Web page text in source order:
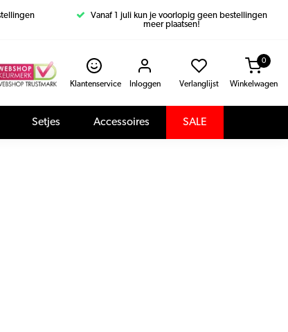
Vanaf 1 juli kun je voorlopig geen bestellingen
meer plaatsen!
Klantenservice Inloggen Verlanglijst Winkelwagen
0
Setjes Accessoires SALE